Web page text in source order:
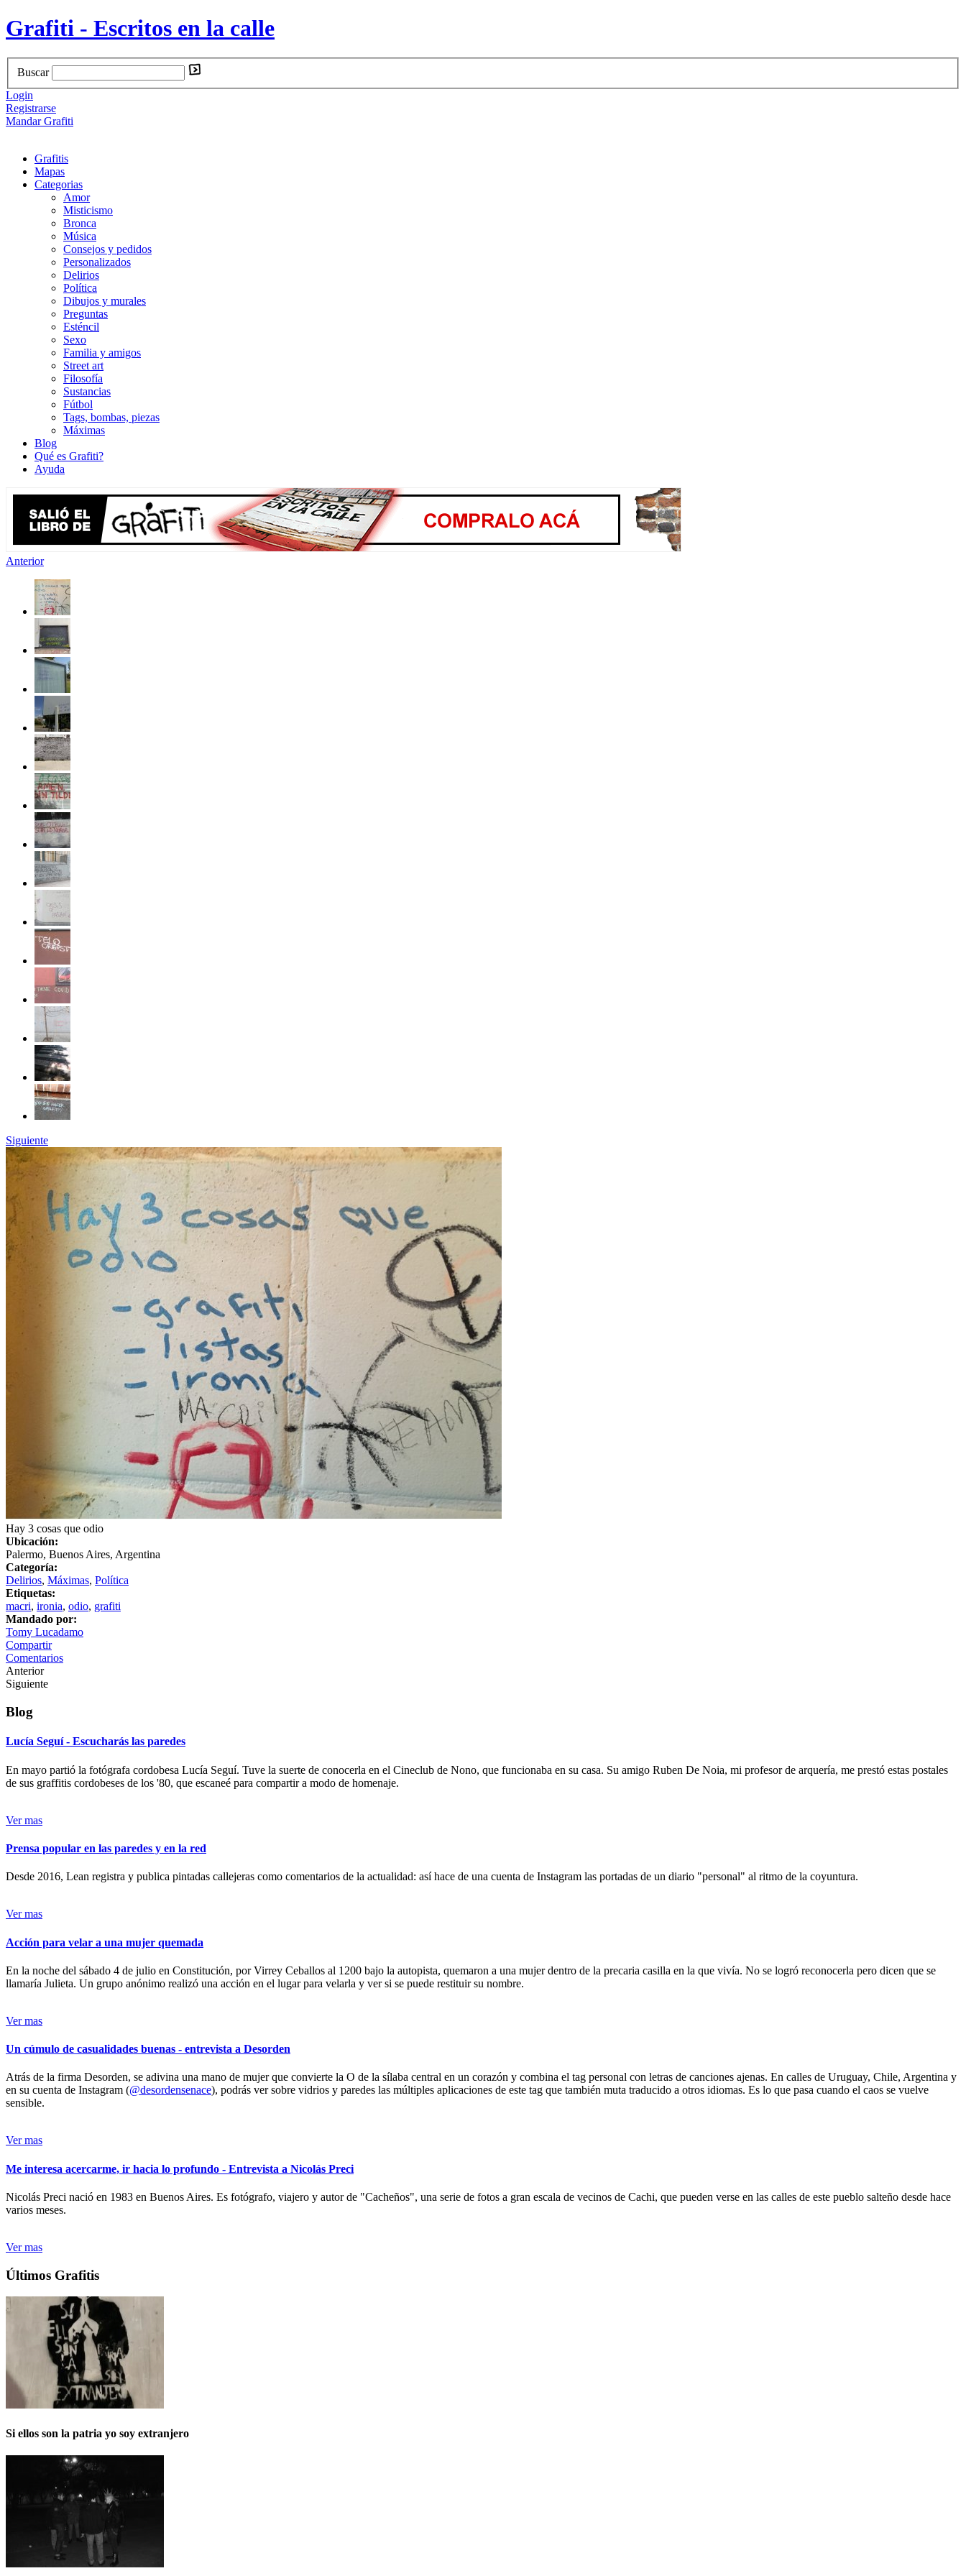
Grafiti - Escritos en la calle
Buscar
Login
Registrarse
Mandar Grafiti
Grafitis
Mapas
Categorias
Amor
Misticismo
Bronca
Música
Consejos y pedidos
Personalizados
Delirios
Política
Dibujos y murales
Preguntas
Esténcil
Sexo
Familia y amigos
Street art
Filosofía
Sustancias
Fútbol
Tags, bombas, piezas
Máximas
Blog
Qué es Grafiti?
Ayuda
Anterior
Siguiente
Hay 3 cosas que odio
Ubicación:
Palermo, Buenos Aires, Argentina
Categoría:
Delirios, Máximas, Política
Etiquetas:
macri, ironia, odio, grafiti
Mandado por:
Tomy Lucadamo
Compartir
Comentarios
Anterior
Siguiente
Blog
Lucía Seguí - Escucharás las paredes
En mayo partió la fotógrafa cordobesa Lucía Seguí. Tuve la suerte de conocerla en el Cineclub de Nono, que funcionaba en su casa. Su amigo Ruben De Noia, mi profesor de arquería, me prestó estas postales
de sus graffitis cordobeses de los '80, que escaneé para compartir a modo de homenaje.
Ver mas
Prensa popular en las paredes y en la red
Desde 2016, Lean registra y publica pintadas callejeras como comentarios de la actualidad: así hace de una cuenta de Instagram las portadas de un diario "personal" al ritmo de la coyuntura.
Ver mas
Acción para velar a una mujer quemada
En la noche del sábado 4 de julio en Constitución, por Virrey Ceballos al 1200 bajo la autopista, quemaron a una mujer dentro de la precaria casilla en la que vivía. No se logró reconocerla pero dicen que se
llamaría Julieta. Un grupo anónimo realizó una acción en el lugar para velarla y ver si se puede restituir su nombre.
Ver mas
Un cúmulo de casualidades buenas - entrevista a Desorden
Atrás de la firma Desorden, se adivina una mano de mujer que convierte la O de la sílaba central en un corazón y combina el tag personal con letras de canciones ajenas. En calles de Uruguay, Chile, Argentina y
en su cuenta de Instagram (@desordensenace), podrás ver sobre vidrios y paredes las múltiples aplicaciones de este tag que también muta traducido a otros idiomas. Es lo que pasa cuando el caos se vuelve
sensible.
Ver mas
Me interesa acercarme, ir hacia lo profundo - Entrevista a Nicolás Preci
Nicolás Preci nació en 1983 en Buenos Aires. Es fotógrafo, viajero y autor de "Cacheños", una serie de fotos a gran escala de vecinos de Cachi, que pueden verse en las calles de este pueblo salteño desde hace
varios meses.
Ver mas
Últimos Grafitis
Si ellos son la patria yo soy extranjero